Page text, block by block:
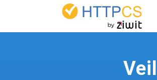
Panneau de gestion des cookies